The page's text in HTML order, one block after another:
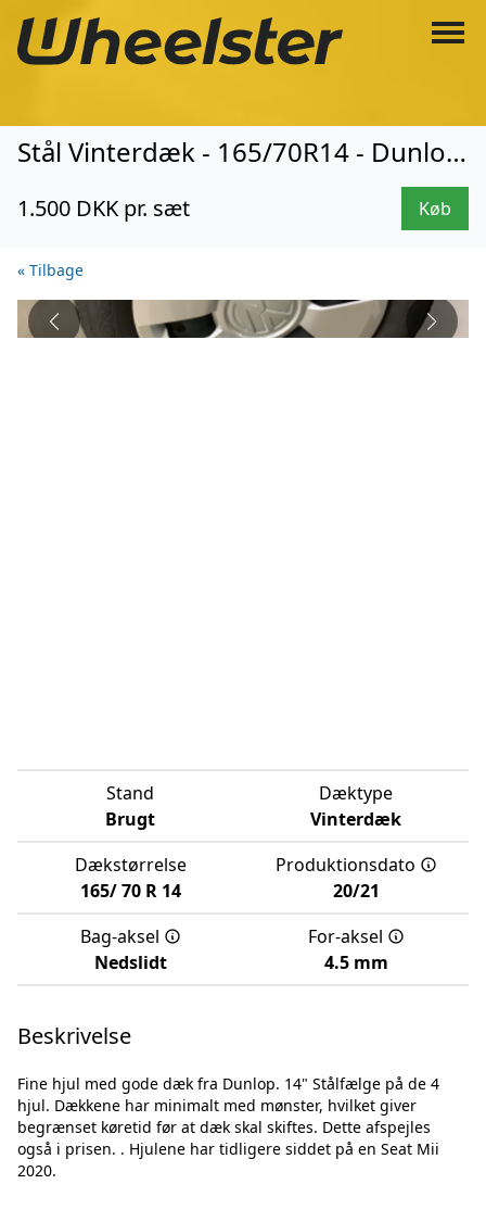
Stål Vinterdæk - 165/70R14 - Dunlop (6679)
1.500 DKK pr. sæt Køb
« Tilbage
Stand
Brugt
Dæktype
Vinterdæk
Dækstørrelse
165/ 70 R 14
Produktionsdato
20/21
Bag-aksel
Nedslidt
For-aksel
4.5 mm
Beskrivelse
Fine hjul med gode dæk fra Dunlop. 14" Stålfælge på de 4
hjul. Dækkene har minimalt med mønster, hvilket giver
begrænset køretid før at dæk skal skiftes. Dette afspejles
også i prisen. . Hjulene har tidligere siddet på en Seat Mii